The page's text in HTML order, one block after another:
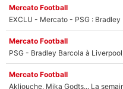
Mercato Football
EXCLU - Mercato - PSG :
Mercato Football
PSG - Bradley Barcola à
Mercato Football